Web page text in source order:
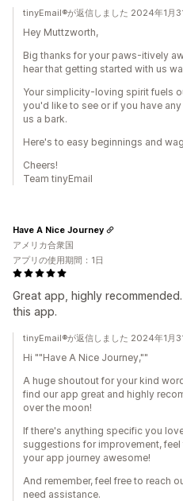
tinyEmail®が返信しました 2024年1月
Hey Muttzworth,
Big thanks for your paws-itively
hear that getting started with us
Your simplicity-loving spirit fuels
you'd like to see or if you have
us a bark.
Here's to easy beginnings and
Cheers!
Team tinyEmail
Great app, highly
this app.
Have A Nice Journey
アメリカ合衆国
アプリの使用期間：1日
tinyEmail®が返信しました 2024年1月
Hi ""Have A Nice Journey,""
A huge shoutout for your kind
find our app great and highly
over the moon!
If there's anything specific you
suggestions for improvement, feel
your app journey awesome!
And remember, feel free to reach
need assistance.